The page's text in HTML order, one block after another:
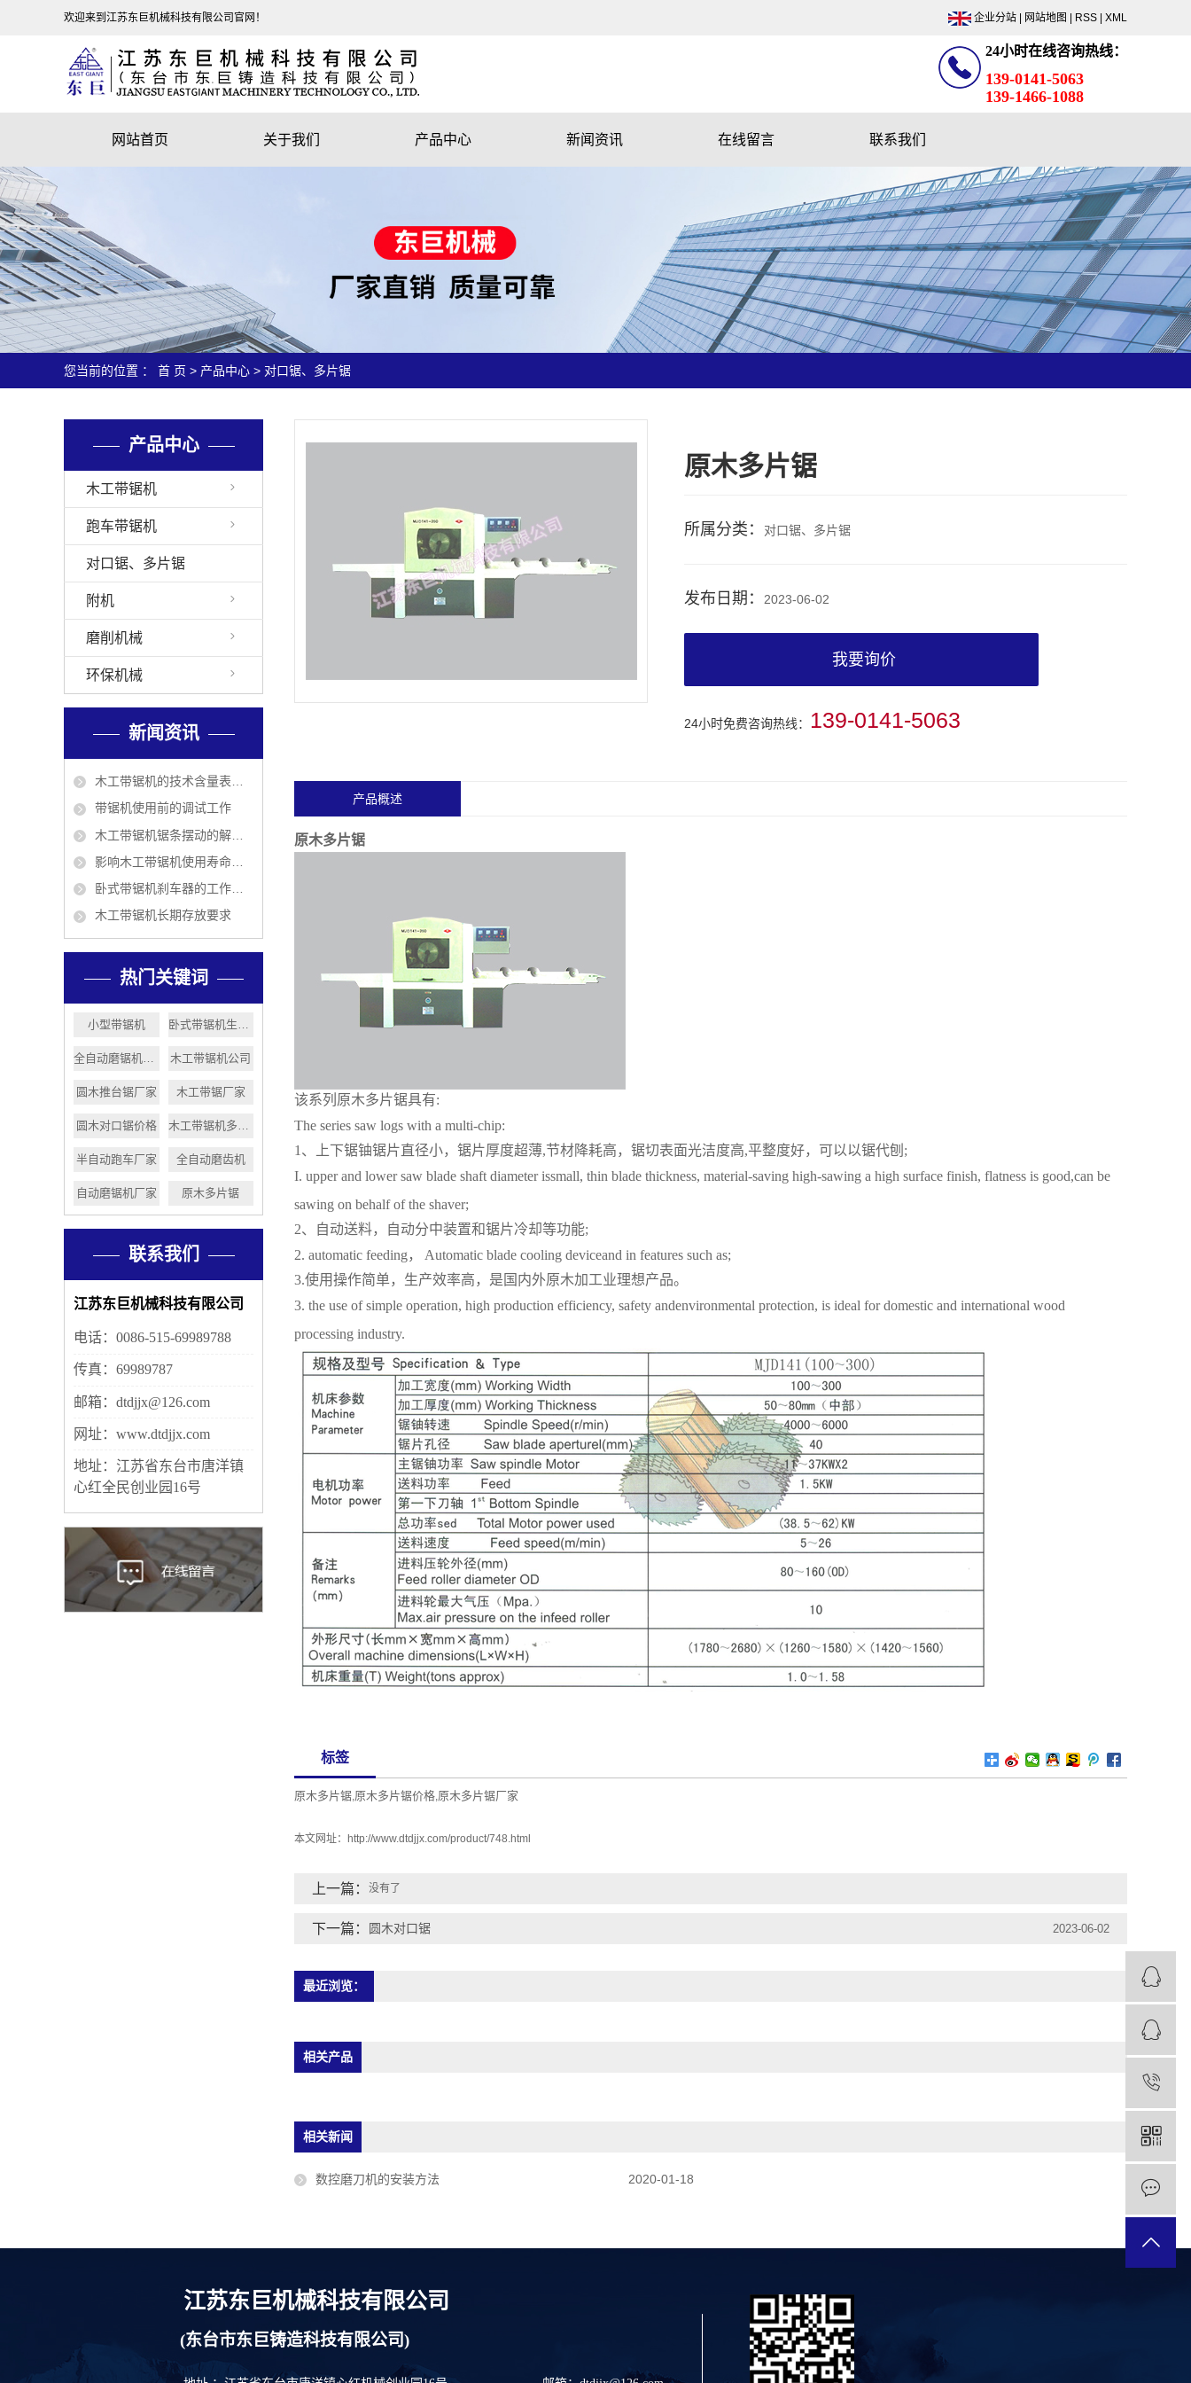
欢迎来到江苏东巨机械科技有限公司官网！ 企业分站 网站地图 RSS XML
24小时在线咨询热线：
139-0141-5063
139-1466-1088
网站首页 关于我们 产品中心
对口锯、多片锯
附机
环保机械
新闻资讯 在线留言 联系我们
您当前的位置 ： 首 页 > 产品中心 > 对口锯、多片锯
产品中心
木工带锯机
跑车带锯机
对口锯、多片锯
附机
磨削机械
环保机械
新闻资讯
木工带锯机的技术含量表现在哪几方面？
带锯机使用前的调试工作
木工带锯机锯条摆动的解决方法
影响木工带锯机使用寿命的5个因素
卧式带锯机刹车器的工作原理
木工带锯机长期存放要求
热门关键词
小型带锯机
木工带锯机公司
圆木推台锯厂家 木工带锯厂家
圆木对口锯价格
半自动跑车厂家 全自动磨齿机
自动磨锯机厂家 原木多片锯
联系我们
江苏东巨机械科技有限公司
电话：0086-515-69989788
传真：69989787
邮箱：dtdjjx@126.com
网址：www.dtdjjx.com
地址：江苏省东台市唐洋镇
心红全民创业园16号
原木多片锯
所属分类： 对口锯、多片锯
发布日期： 2023-06-02
我要询价
24小时免费咨询热线： 139-0141-5063
产品概述
原木多片锯
该系列原木多片锯具有:
The series saw logs with a multi-chip:
1、上下锯铀锯片直径小，锯片厚度超薄,节材降耗高，锯切表面光洁度高,平整度好，可以以锯代刨;
I. upper and lower saw blade shaft diameter issmall, thin blade thickness, material-saving high-sawing a high surface finish, flatness is good,can be
sawing on behalf of the shaver;
2、自动送料，自动分中装置和锯片冷却等功能;
2. automatic feeding， Automatic blade cooling deviceand in features such as;
3.使用操作简单，生产效率高，是国内外原木加工业理想产品。
3. the use of simple operation, high production efficiency, safety andenvironmental protection, is ideal for domestic and international wood
processing industry.
标签
原木多片锯,原木多片锯价格,原木多片锯厂家
本文网址： http://www.dtdjjx.com/product/748.html
上一篇： 没有了
下一篇： 圆木对口锯 2023-06-02
最近浏览：
相关产品
相关新闻
数控磨刀机的安装方法 2020-01-18
江苏东巨机械科技有限公司
(东台市东巨铸造科技有限公司)